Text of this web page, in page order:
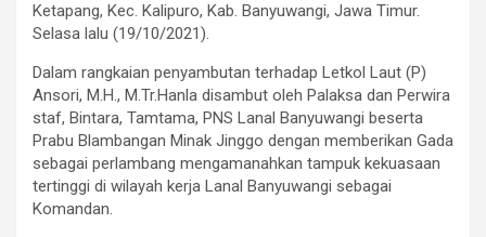
Ketapang, Kec. Kalipuro, Kab. Banyuwangi, Jawa Timur.
Selasa lalu (19/10/2021).
Dalam rangkaian penyambutan terhadap Letkol Laut (P)
Ansori, M.H., M.Tr.Hanla disambut oleh Palaksa dan Perwira
staf, Bintara, Tamtama, PNS Lanal Banyuwangi beserta
Prabu Blambangan Minak Jinggo dengan memberikan Gada
sebagai perlambang mengamanahkan tampuk kekuasaan
tertinggi di wilayah kerja Lanal Banyuwangi sebagai
Komandan.